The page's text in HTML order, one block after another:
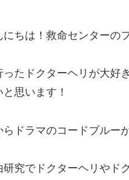
ちは！救命センターの
ったドクターヘリが大好
思います！
ドラマのコードブルー
研究でドクターヘリやド